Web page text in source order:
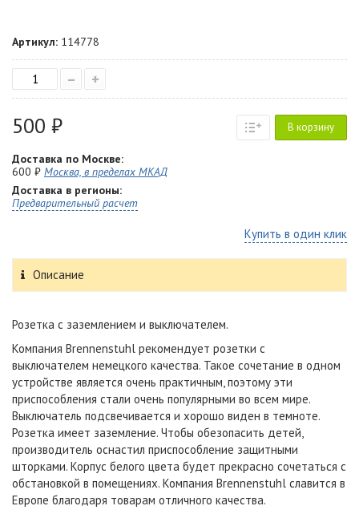
Артикул: 114778
– +
500 ₽ В корзину
Доставка по Москве:
600 ₽ Москва, в пределах МКАД
Доставка в регионы:
Предварительный расчет
Купить в один клик
Описание
Розетка с заземлением и выключателем.
Компания Brennenstuhl рекомендует розетки с
выключателем немецкого качества. Такое сочетание в одном
устройстве является очень практичным, поэтому эти
приспособления стали очень популярными во всем мире.
Выключатель подсвечивается и хорошо виден в темноте.
Розетка имеет заземление. Чтобы обезопасить детей,
производитель оснастил приспособление защитными
шторками. Корпус белого цвета будет прекрасно сочетаться с
обстановкой в помещениях. Компания Brennenstuhl славится в
Европе благодаря товарам отличного качества.